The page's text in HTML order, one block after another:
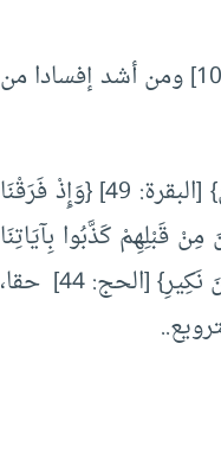
من حقه أن ينظر كما أمره القرآ : {فَانْظُرْ كَيْفَ كَانَ عَاقِبَةُ الْمُفْسِدِينَ} [الأعراف: 103] ومن أشد إفسادا من
فيتولى القرآن الإجابة عن هذه الأسئلة المشروعة : {وَإِذْ نَجَّيْنَاكُمْ مِنْ آلِ فِرْعَوْنَ} [البقرة: 49] {وَإِذْ فَرَقْنَا
آلِ فِرْعَوْنَ وَالَّذِينَ مِنْ قَبْلِهِمْ كَذَّبُوا بِآيَاتِنَا
فَأَخَذَهُمُ اللَّهُ بِذُنُوبِهِمْ وَاللَّهُ شَدِيدُ الْعِقَابِ} [آل عمران: 11] { ثُمَّ أَخَذْتُهُمْ فَكَيْفَ كَانَ نَكِيرِ} [الحج: 44] حقا،